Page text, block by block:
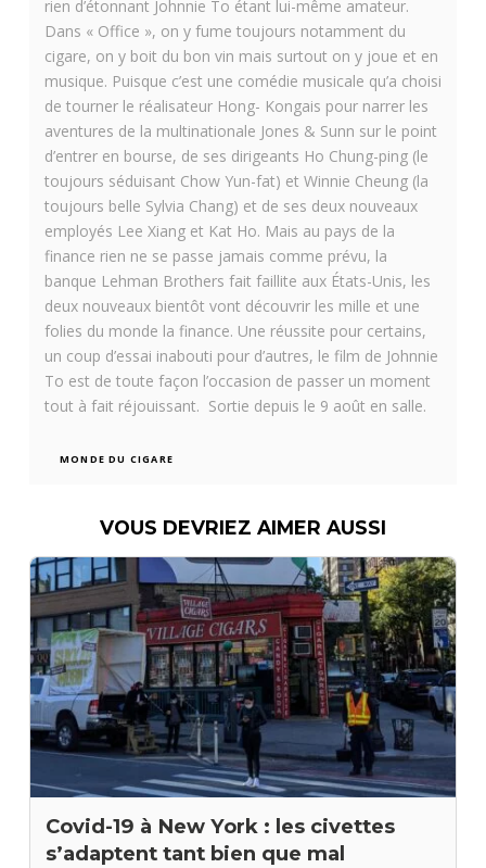
rien d’étonnant Johnnie To étant lui-même amateur.
Dans « Office », on y fume toujours notamment du
cigare, on y boit du bon vin mais surtout on y joue et en
musique. Puisque c’est une comédie musicale qu’a choisi
de tourner le réalisateur Hong- Kongais pour narrer les
aventures de la multinationale Jones & Sunn sur le point
d’entrer en bourse, de ses dirigeants Ho Chung-ping (le
toujours séduisant Chow Yun-fat) et Winnie Cheung (la
toujours belle Sylvia Chang) et de ses deux nouveaux
employés Lee Xiang et Kat Ho. Mais au pays de la
finance rien ne se passe jamais comme prévu, la
banque Lehman Brothers fait faillite aux États-Unis, les
deux nouveaux bientôt vont découvrir les mille et une
folies du monde la finance. Une réussite pour certains,
un coup d’essai inabouti pour d’autres, le film de Johnnie
To est de toute façon l’occasion de passer un moment
tout à fait réjouissant. Sortie depuis le 9 août en salle.
MONDE DU CIGARE
VOUS DEVRIEZ AIMER AUSSI
Covid-19 à New York : les civettes
s’adaptent tant bien que mal